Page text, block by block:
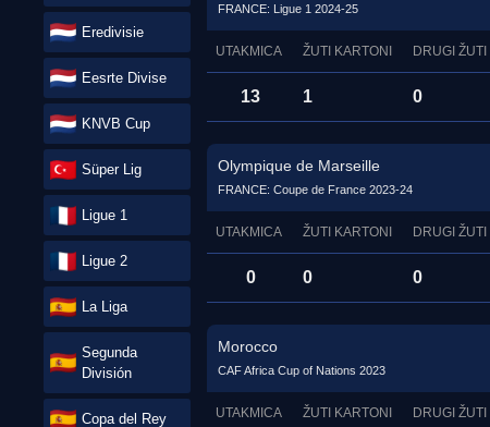
Eredivisie
Eesrte Divise
KNVB Cup
Süper Lig
Ligue 1
Ligue 2
La Liga
Segunda
División
Copa del Rey
FRANCE: Ligue 1 2024-25
UTAKMICA ŽUTI KARTONI DRUGI ŽUTI
13 1 0
Olympique de Marseille
FRANCE: Coupe de France 2023-24
UTAKMICA ŽUTI KARTONI DRUGI ŽUTI
0 0 0
Morocco
CAF Africa Cup of Nations 2023
UTAKMICA ŽUTI KARTONI DRUGI ŽUTI